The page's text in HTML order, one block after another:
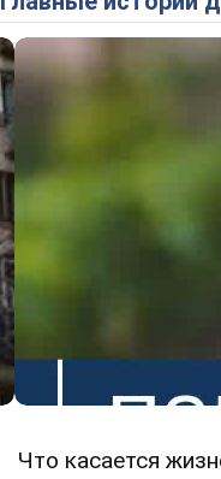
Что касается